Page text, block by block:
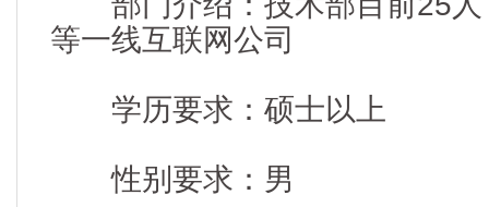
等一线互联网公司
学历要求：硕士以上
性别要求：男